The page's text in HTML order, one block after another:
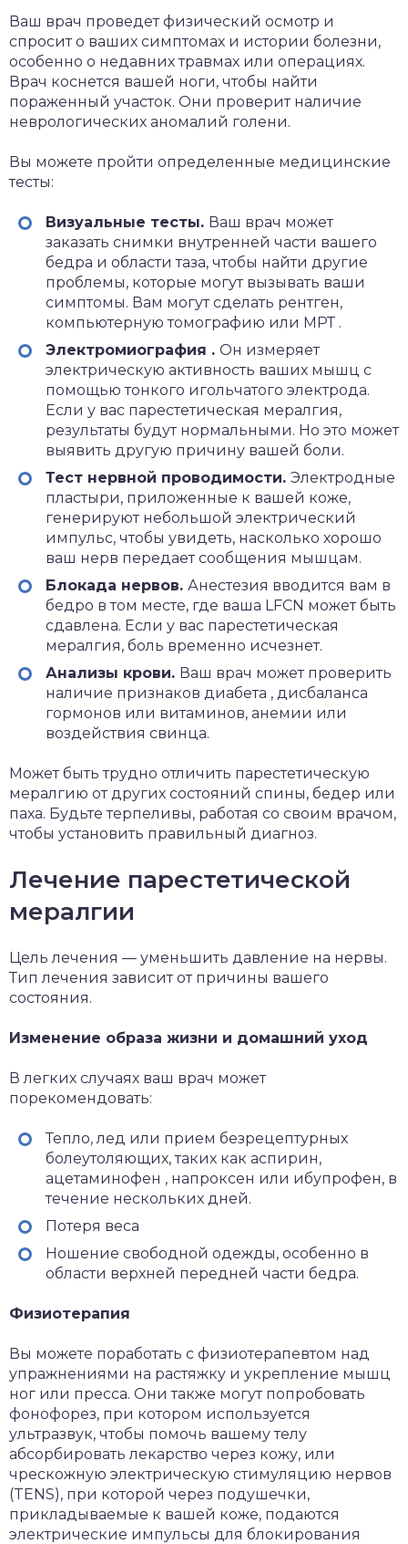
Ваш врач проведетфизический осмотр и
спросит о ваших симптомах и истории болезни,
особенно о недавних травмах или операциях.
Врач коснется вашей ноги, чтобы найти
пораженный участок. Они проверит наличие
неврологических аномалий голени.
Вы можете пройти определенные медицинские
тесты:
Визуальные тесты. Ваш врач может
заказать снимки внутренней части вашего
бедра и области таза, чтобы найти другие
проблемы, которые могут вызывать ваши
симптомы. Вам могут сделать рентген,
компьютерную томографию или МРТ .
Электромиография . Он измеряет
электрическую активность ваших мышц с
помощью тонкого игольчатого электрода.
Если у вас парестетическая мералгия,
результаты будут нормальными. Но это может
выявить другую причину вашей боли.
Тест нервной проводимости. Электродные
пластыри, приложенные к вашей коже,
генерируют небольшой электрический
импульс, чтобы увидеть, насколько хорошо
ваш нерв передает сообщения мышцам.
Блокада нервов. Анестезия вводится вам в
бедро в том месте, где ваша LFCN может быть
сдавлена. Если у вас парестетическая
мералгия, боль временно исчезнет.
Анализы крови. Ваш врач может проверить
наличие признаков диабета , дисбаланса
гормонов или витаминов, анемии или
воздействия свинца.
Может быть трудно отличить парестетическую
мералгию от других состояний спины, бедер или
паха. Будьте терпеливы, работая со своим врачом,
чтобы установить правильный диагноз.
Лечение парестетической
мералгии
Цель лечения — уменьшить давление на нервы.
Тип лечения зависит от причины вашего
состояния.
Изменение образа жизни и домашний уход
В легких случаях ваш врач может
порекомендовать:
Тепло, лед или прием безрецептурных
болеутоляющих, таких как аспирин,
ацетаминофен , напроксен или ибупрофен, в
течение нескольких дней.
Потеря веса
Ношение свободной одежды, особенно в
области верхней передней части бедра.
Физиотерапия
Вы можете поработать с физиотерапевтом над
упражнениями на растяжку и укрепление мышц
ног или пресса. Они также могут попробовать
фонофорез, при котором используется
ультразвук, чтобы помочь вашему телу
абсорбировать лекарство через кожу, или
чрескожную электрическую стимуляцию нервов
(TENS), при которой через подушечки,
прикладываемые к вашей коже, подаются
электрические импульсы для блокирования